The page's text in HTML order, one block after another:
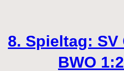
8. Spieltag: SV
BWO